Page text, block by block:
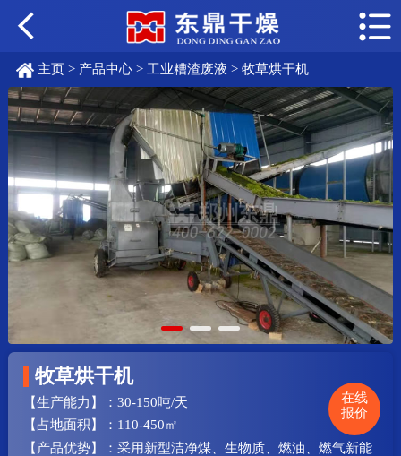
主页> 产品中心> 工业糟渣废液 > 牧草烘干机
牧草烘干机
【生产能力】：30-150吨/天
【占地面积】：110-450㎡
【产品优势】：采用新型洁净煤、生物质、燃油、燃气新能
在线
报价